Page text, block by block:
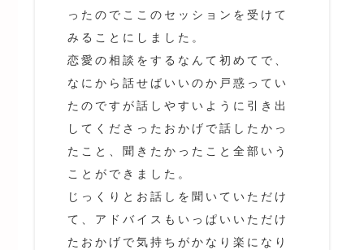
ったのでここのセッションを受けて
みることにしました。
恋愛の相談をするなんて初めてで、
なにから話せばいいのか戸惑ってい
たのですが話しやすいように引き出
してくださったおかげで話したかっ
たこと、聞きたかったこと全部いう
ことができました。
じっくりとお話しを聞いていただけ
て、アドバイスもいっぱいいただけ
たおかげで気持ちがかなり楽になり